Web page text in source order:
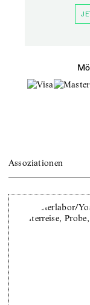
Assoziationen